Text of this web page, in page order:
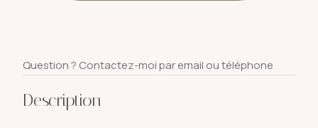
Question ? Contactez-moi par email ou téléphone
Description